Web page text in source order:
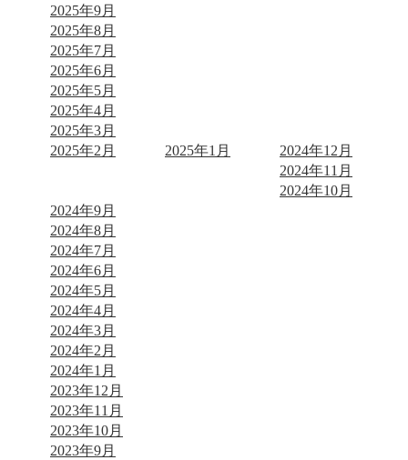
2025年9月
2025年8月
2025年7月
2025年6月
2025年5月
2025年4月
2025年3月
2025年2月
2025年1月
2024年12月
2024年11月
2024年10月
2024年9月
2024年8月
2024年7月
2024年6月
2024年5月
2024年4月
2024年3月
2024年2月
2024年1月
2023年12月
2023年11月
2023年10月
2023年9月